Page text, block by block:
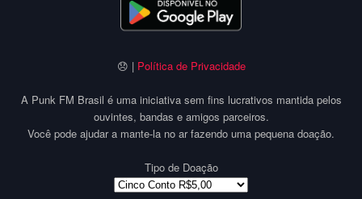
😞 | Política de Privacidade
A Punk FM Brasil é uma iniciativa sem fins lucrativos mantida pelos
ouvintes, bandas e amigos parceiros.
Você pode ajudar a mante-la no ar fazendo uma pequena doação.
Tipo de Doação